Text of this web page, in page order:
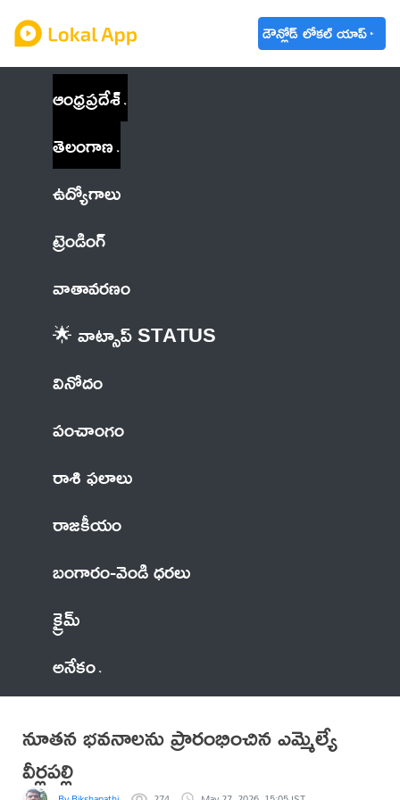
డౌన్లోడ్ లోకల్ యాప్
ఆంధ్రప్రదేశ్
తెలంగాణ
ఉద్యోగాలు
ట్రెండింగ్
వాతావరణం
🌟 వాట్సాప్ STATUS
వినోదం
పంచాంగం
రాశి ఫలాలు
రాజకీయం
బంగారం-వెండి ధరలు
క్రైమ్
అనేకం
నూతన భవనాలను ప్రారంభించిన ఎమ్మెల్యే
వీర్లపల్లి